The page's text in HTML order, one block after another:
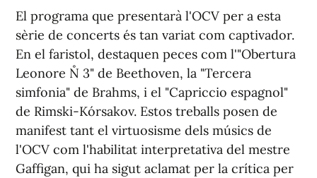
El programa que presentarà l'OCV per a esta
sèrie de concerts és tan variat com captivador.
En el faristol, destaquen peces com l'"Obertura
Leonore N˚ 3" de Beethoven, la "Tercera
simfonia" de Brahms, i el "Capriccio espagnol"
de Rimski-Kórsakov. Estos treballs posen de
manifest tant el virtuosisme dels músics de
l'OCV com l'habilitat interpretativa del mestre
Gaffigan, qui ha sigut aclamat per la crítica per